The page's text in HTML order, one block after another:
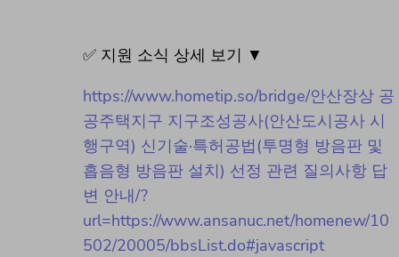
✅ 지원 소식 상세 보기 ▼
https://www.hometip.so/bridge/안산장상 공
공주택지구 지구조성공사(안산도시공사 시
행구역) 신기술·특허공법(투명형 방음판 및
흡음형 방음판 설치) 선정 관련 질의사항 답
변 안내/?
url=https://www.ansanuc.net/homenew/10
502/20005/bbsList.do#javascript